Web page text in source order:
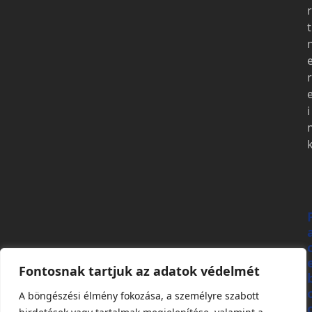
Fontosnak tartjuk az adatok védelmét
A böngészési élmény fokozása, a személyre szabott
r
t
r
i